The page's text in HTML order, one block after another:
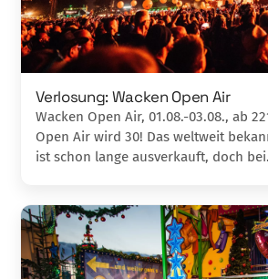
Verlosung: Wacken Open Air
Wacken Open Air, 01.08.-03.08., ab
Open Air wird 30! Das weltweit
ist schon lange ausverkauft, doch